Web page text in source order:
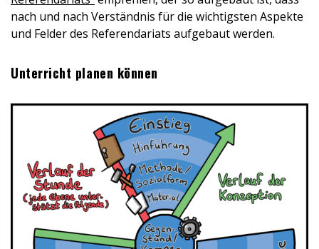
nach und nach Verständnis für die wichtigsten Aspekte
und Felder des Referendariats aufgebaut werden.
Unterricht planen können